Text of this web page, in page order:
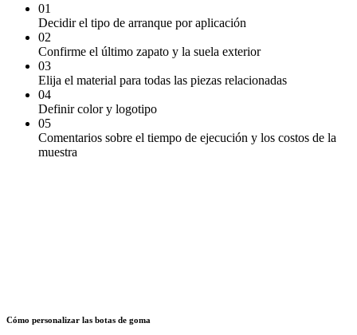
01
Decidir el tipo de arranque por aplicación
02
Confirme el último zapato y la suela exterior
03
Elija el material para todas las piezas relacionadas
04
Definir color y logotipo
05
Comentarios sobre el tiempo de ejecución y los costos de la
muestra
Cómo personalizar las botas de goma